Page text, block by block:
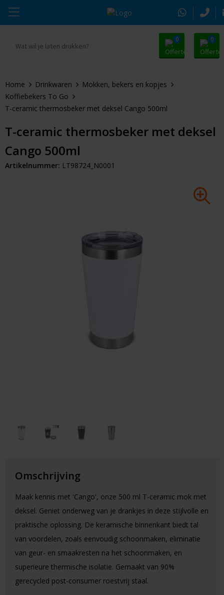
0 0
Drinkwaren
Kleding & Textiel
Tassen & Reizen
Elektronica & Gadgets
Huis & Lifestyle
Alle promosnoepje
Zomer
Pasen
Kerst
Eindejaarsgeschenken
Thule
Moleskine
Alle merken
Home Drinkwaren
Mokken, bekers en kopjes
Koffiebekers To Go
T-ceramic thermosbeker met deksel Cango 500ml
T-ceramic thermosbeker met deksel
Cango 500ml
Artikelnummer: LT98724_N0001
Omschrijving
Maak kennis met 'Cango', onze 500 ml T-ceramic mok met
deksel. Geniet onderweg van je drankjes in deze stijlvolle en
praktische oplossing. De keramische binnenkant biedt tal
van voordelen, zoals eenvoudig schoonmaken, eliminatie
van geur- en smaakresten na het schoonmaken, en
superieure thermische isolatie. Gemaakt van 90%
gerecycled post-consumer roestvrij staal.